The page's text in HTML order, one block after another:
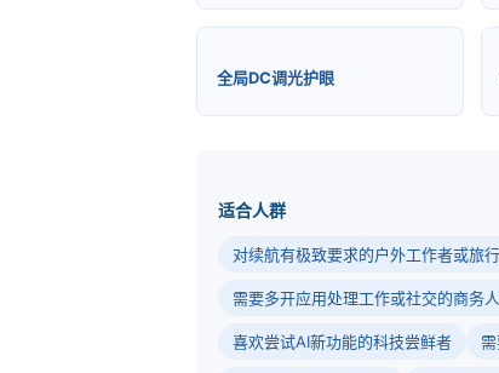
全局DC调光护眼
适合人群
对续航有极致要求的户外工作者或旅
需要多开应用处理工作或社交的商务
喜欢尝试AI新功能的科技尝鲜者